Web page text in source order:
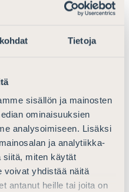
Tietoja
sisällön ja mainosten
ominaisuuksien
analysoimiseen. Lisäksi
ja analytiikka-
siitä, miten käytät
voivat yhdistää näitä
antanut heille tai joita on
apurahojen
tai muissa
liittyvissä
ja valvontayksikön
sivulta.
Valvontalautakunta